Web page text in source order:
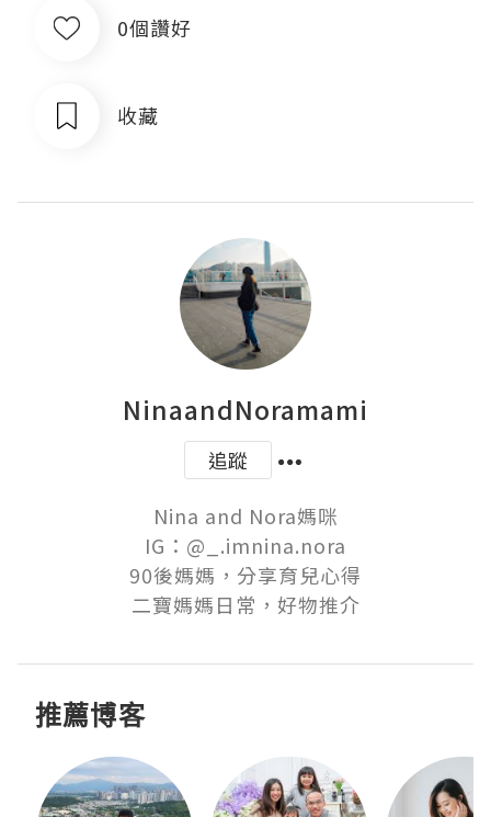
0個讚好
收藏
NinaandNoramami
追蹤
Nina and Nora媽咪
IG：@_.imnina.nora
90後媽媽，分享育兒心得
二寶媽媽日常，好物推介
推薦博客